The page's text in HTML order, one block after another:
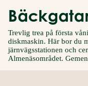
Trevlig trea på första
diskmaskin. Här bor du
järnvägsstationen och
Almenäsområdet.